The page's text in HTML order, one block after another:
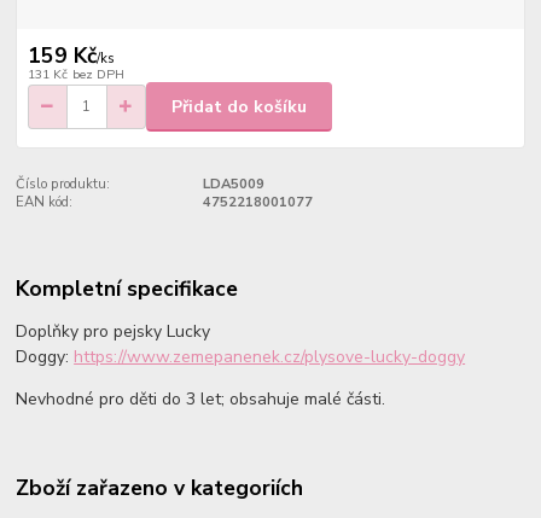
159 Kč/ks
131 Kč bez DPH
Přidat do košíku
Číslo produktu:
LDA5009
EAN kód:
4752218001077
Kompletní specifikace
Doplňky pro pejsky Lucky
Doggy: https://www.zemepanenek.cz/plysove-lucky-doggy
Nevhodné pro děti do 3 let; obsahuje malé části.
Zboží zařazeno v kategoriích